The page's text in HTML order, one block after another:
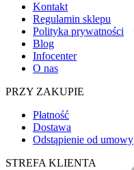
Kontakt
Regulamin sklepu
Polityka prywatności
Blog
Infocenter
O nas
PRZY ZAKUPIE
Płatność
Dostawa
Odstąpienie od umowy
STREFA KLIENTA